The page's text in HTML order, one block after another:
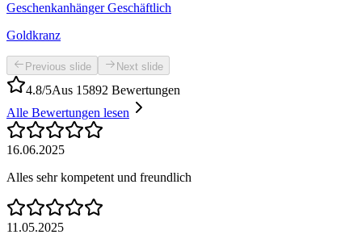
Geschenkanhänger Geschäftlich
Goldkranz
Previous slide Next slide
4.8/5Aus 15892 Bewertungen
Alle Bewertungen lesen
16.06.2025
Alles sehr kompetent und freundlich
11.05.2025